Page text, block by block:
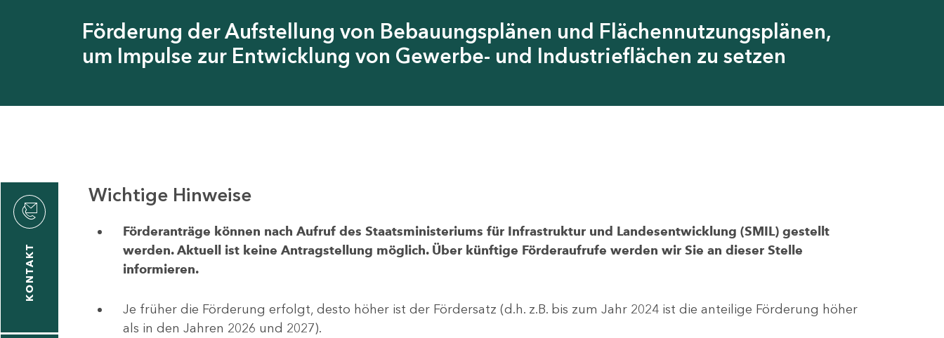
Förderung der Aufstellung von Bebauungsplänen und Flächennutzungsplänen,
um Impulse zur Entwicklung von Gewerbe- und Industrieflächen zu setzen
KONTAKT
Wichtige Hinweise
Förderanträge können nach Aufruf des Staatsministeriums für Infrastruktur und Landesentwicklung (SMIL) gestellt
werden. Aktuell ist keine Antragstellung möglich. Über künftige Förderaufrufe werden wir Sie an dieser Stelle
informieren.
Je früher die Förderung erfolgt, desto höher ist der Fördersatz (d.h. z.B. bis zum Jahr 2024 ist die anteilige Förderung höher
als in den Jahren 2026 und 2027).